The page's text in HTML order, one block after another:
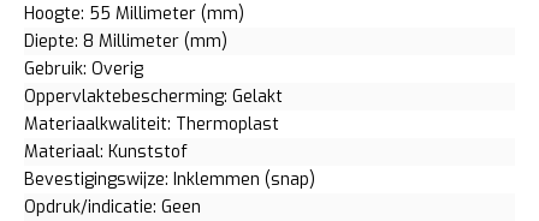
Hoogte: 55 Millimeter (mm)
Diepte: 8 Millimeter (mm)
Gebruik: Overig
Oppervlaktebescherming: Gelakt
Materiaalkwaliteit: Thermoplast
Materiaal: Kunststof
Bevestigingswijze: Inklemmen (snap)
Opdruk/indicatie: Geen